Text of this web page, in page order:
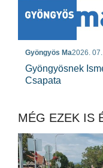
Gyöngyös Ma2026.
Gyöngyösnek
Csapata
MÉG EZEK IS